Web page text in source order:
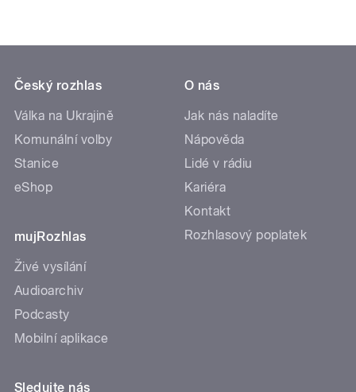
Český rozhlas
Válka na Ukrajině
Komunální volby
Stanice
eShop
mujRozhlas
Živé vysílání
Audioarchiv
Podcasty
Mobilní aplikace
O nás
Jak nás naladíte
Nápověda
Lidé v rádiu
Kariéra
Kontakt
Rozhlasový poplatek
Sledujte nás